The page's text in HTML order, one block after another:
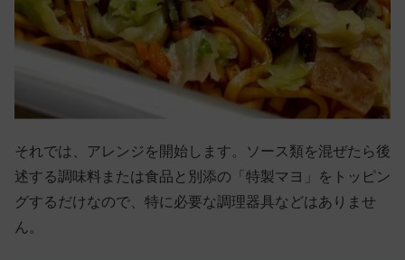
それでは、アレンジを開始します。ソース類を混ぜたら後
述する調味料または食品と別添の「特製マヨ」をトッピン
グするだけなので、特に必要な調理器具などはありませ
ん。